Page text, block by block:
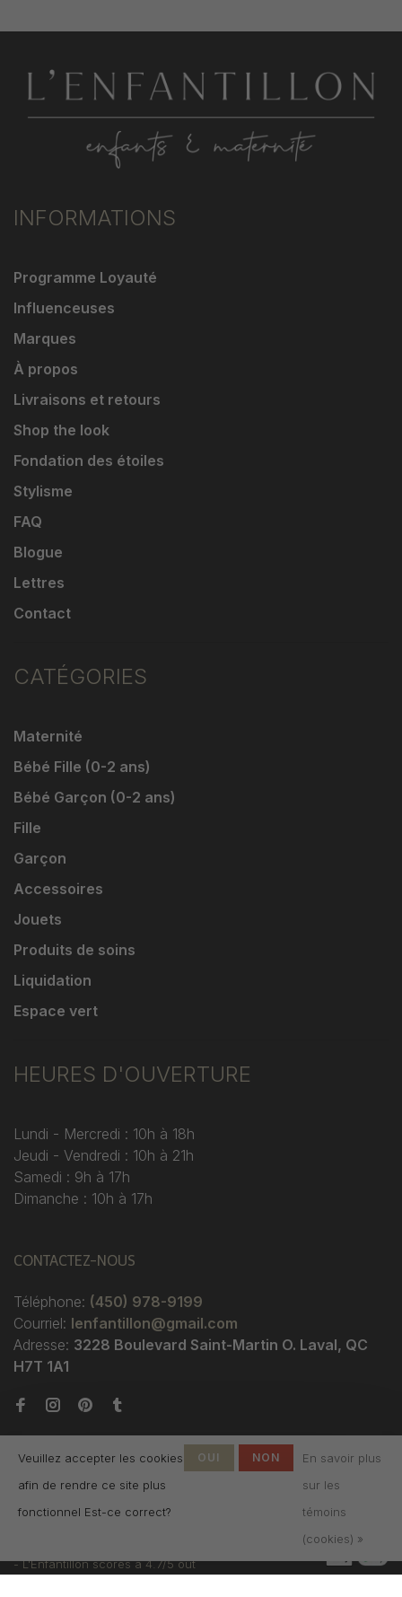
INFORMATIONS
Programme Loyauté
Influenceuses
Marques
À propos
Livraisons et retours
Shop the look
Fondation des étoiles
Stylisme
FAQ
Blogue
Lettres
Contact
CATÉGORIES
Maternité
Bébé Fille (0-2 ans)
Bébé Garçon (0-2 ans)
Fille
Garçon
Accessoires
Jouets
Produits de soins
Liquidation
Espace vert
HEURES D'OUVERTURE
Lundi - Mercredi : 10h à 18h
Jeudi - Vendredi : 10h à 21h
Samedi : 9h à 17h
Dimanche : 10h à 17h
CONTACTEZ-NOUS
Téléphone: (450) 978-9199
Courriel: lenfantillon@gmail.com
Adresse: 3228 Boulevard Saint-Martin O. Laval, QC
H7T 1A1
-L'Enfantillonscores a4.7/5out
Veuillez accepter les cookies
afin de rendre ce site plus
fonctionnel Est-ce correct?
OUI NON
En savoir plus
sur les
témoins
(cookies) »